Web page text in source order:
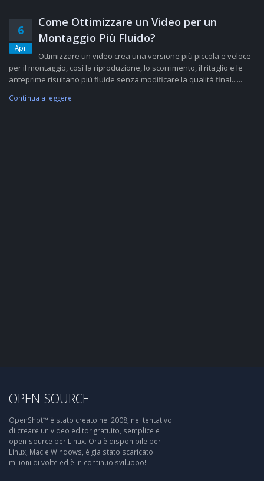
6
Apr
Come Ottimizzare un Video per un
Montaggio Più Fluido?
Ottimizzare un video crea una versione più piccola e veloce
per il montaggio, così la riproduzione, lo scorrimento, il ritaglio e le
anteprime risultano più fluide senza modificare la qualità final......
Continua a leggere
OPEN-SOURCE
OpenShot™ è stato creato nel 2008, nel tentativo
di creare un video editor gratuito, semplice e
open-source per Linux. Ora è disponibile per
Linux, Mac e Windows, è gia stato scaricato
milioni di volte ed è in continuo sviluppo!